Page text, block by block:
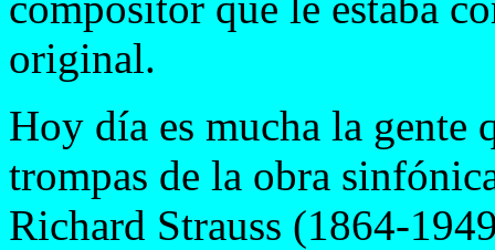
original.
Hoy día es mucha la gente
trompas de la obra
Richard Strauss (1864-